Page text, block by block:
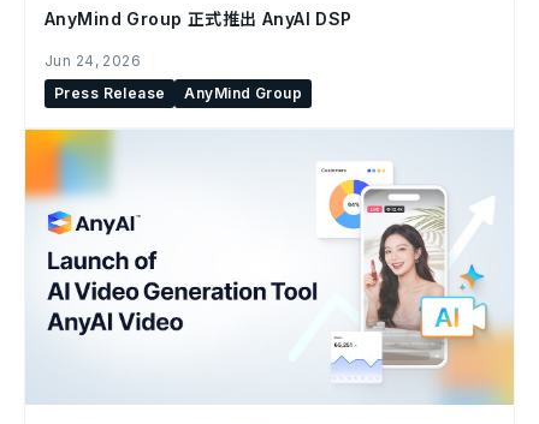
AnyMind Group 正式推出 AnyAI DSP
Jun 24, 2026
Press Release
AnyMind Group